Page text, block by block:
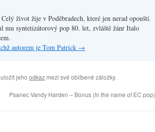
život žije v Poděbradech, které jen nerad opouští.
mu syntetizátorový pop 80. let, zvláště žánr Italo
autorem je Tom Patrick →
jeho odkaz mezi své oblíbené záložky.
Psanec Vandy Harden – Bonus (In the name of EC pop)